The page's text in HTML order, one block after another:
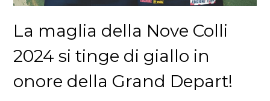
La maglia della Nove Colli
2024 si tinge di giallo in
onore della Grand Depart!